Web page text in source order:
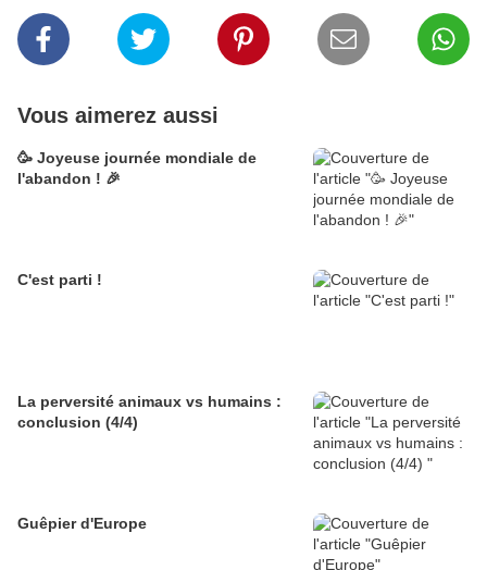
Vous aimerez aussi
🥳 Joyeuse journée mondiale de
l'abandon ! 🎉
C'est parti !
La perversité animaux vs humains :
conclusion (4/4)
Guêpier d'Europe